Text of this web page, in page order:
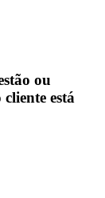
ou
está